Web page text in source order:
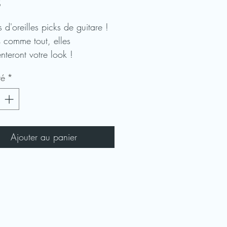
d'oreilles picks de guitare !
comme tout, elles
votre look !
acier inoxydable, picks de
en plastique !
*
Ajouter au panier